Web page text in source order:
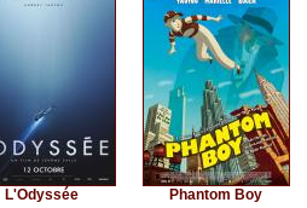
L'Odyssée Phantom Boy